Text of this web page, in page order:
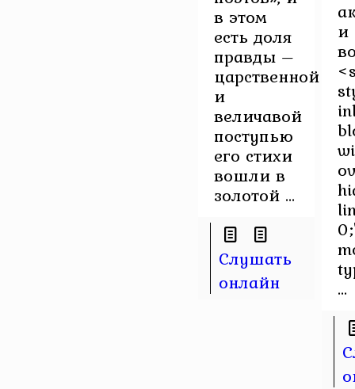
в этом
есть доля
правды –
царственной
и
величавой
поступью
его стихи
вошли в
золотой ...
Слушать
онлайн
и
...